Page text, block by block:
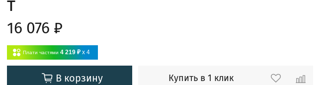
T
16 076 ₽
Плати частями 4 219 ₽ x 4
В корзину Купить в 1 клик